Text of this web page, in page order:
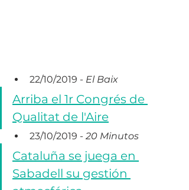
22/10/2019 - El Baix
Arriba el 1r Congrés de
Qualitat de l'Aire
23/10/2019 - 20 Minutos
Cataluña se juega en
Sabadell su gestión